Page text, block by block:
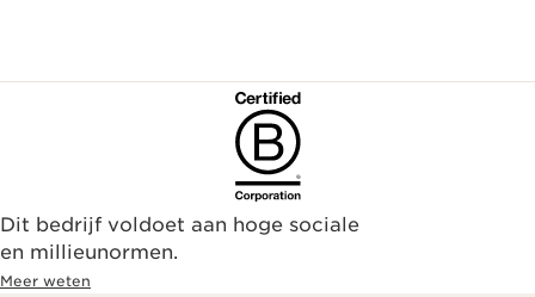
Dit bedrijf voldoet aan hoge sociale
en millieunormen.
Meer weten